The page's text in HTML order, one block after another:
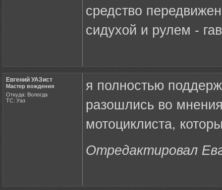
средство
сидухой и рулем -
Евгений УАЗист
Мастер вождения
Откуда: Вологда
ТС: Уаз
я полностью
разошлись во
мотоциклиста,
Отредактировал